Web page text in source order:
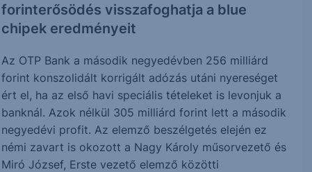
forinterősödés visszafoghatja a blue
chipek eredményeit
Az OTP Bank a második negyedévben 256 milliárd
forint konszolidált korrigált adózás utáni nyereséget
ért el, ha az első havi speciális tételeket is levonjuk a
banknál. Azok nélkül 305 milliárd forint lett a második
negyedévi profit. Az elemző beszélgetés elején ez
némi zavart is okozott a Nagy Károly műsorvezető és
Miró József, Erste vezető elemző közötti